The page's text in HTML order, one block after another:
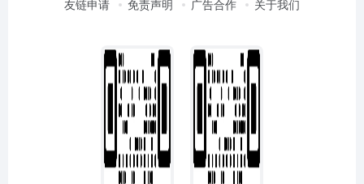
友链申请 免责声明 广告合作 关于我们